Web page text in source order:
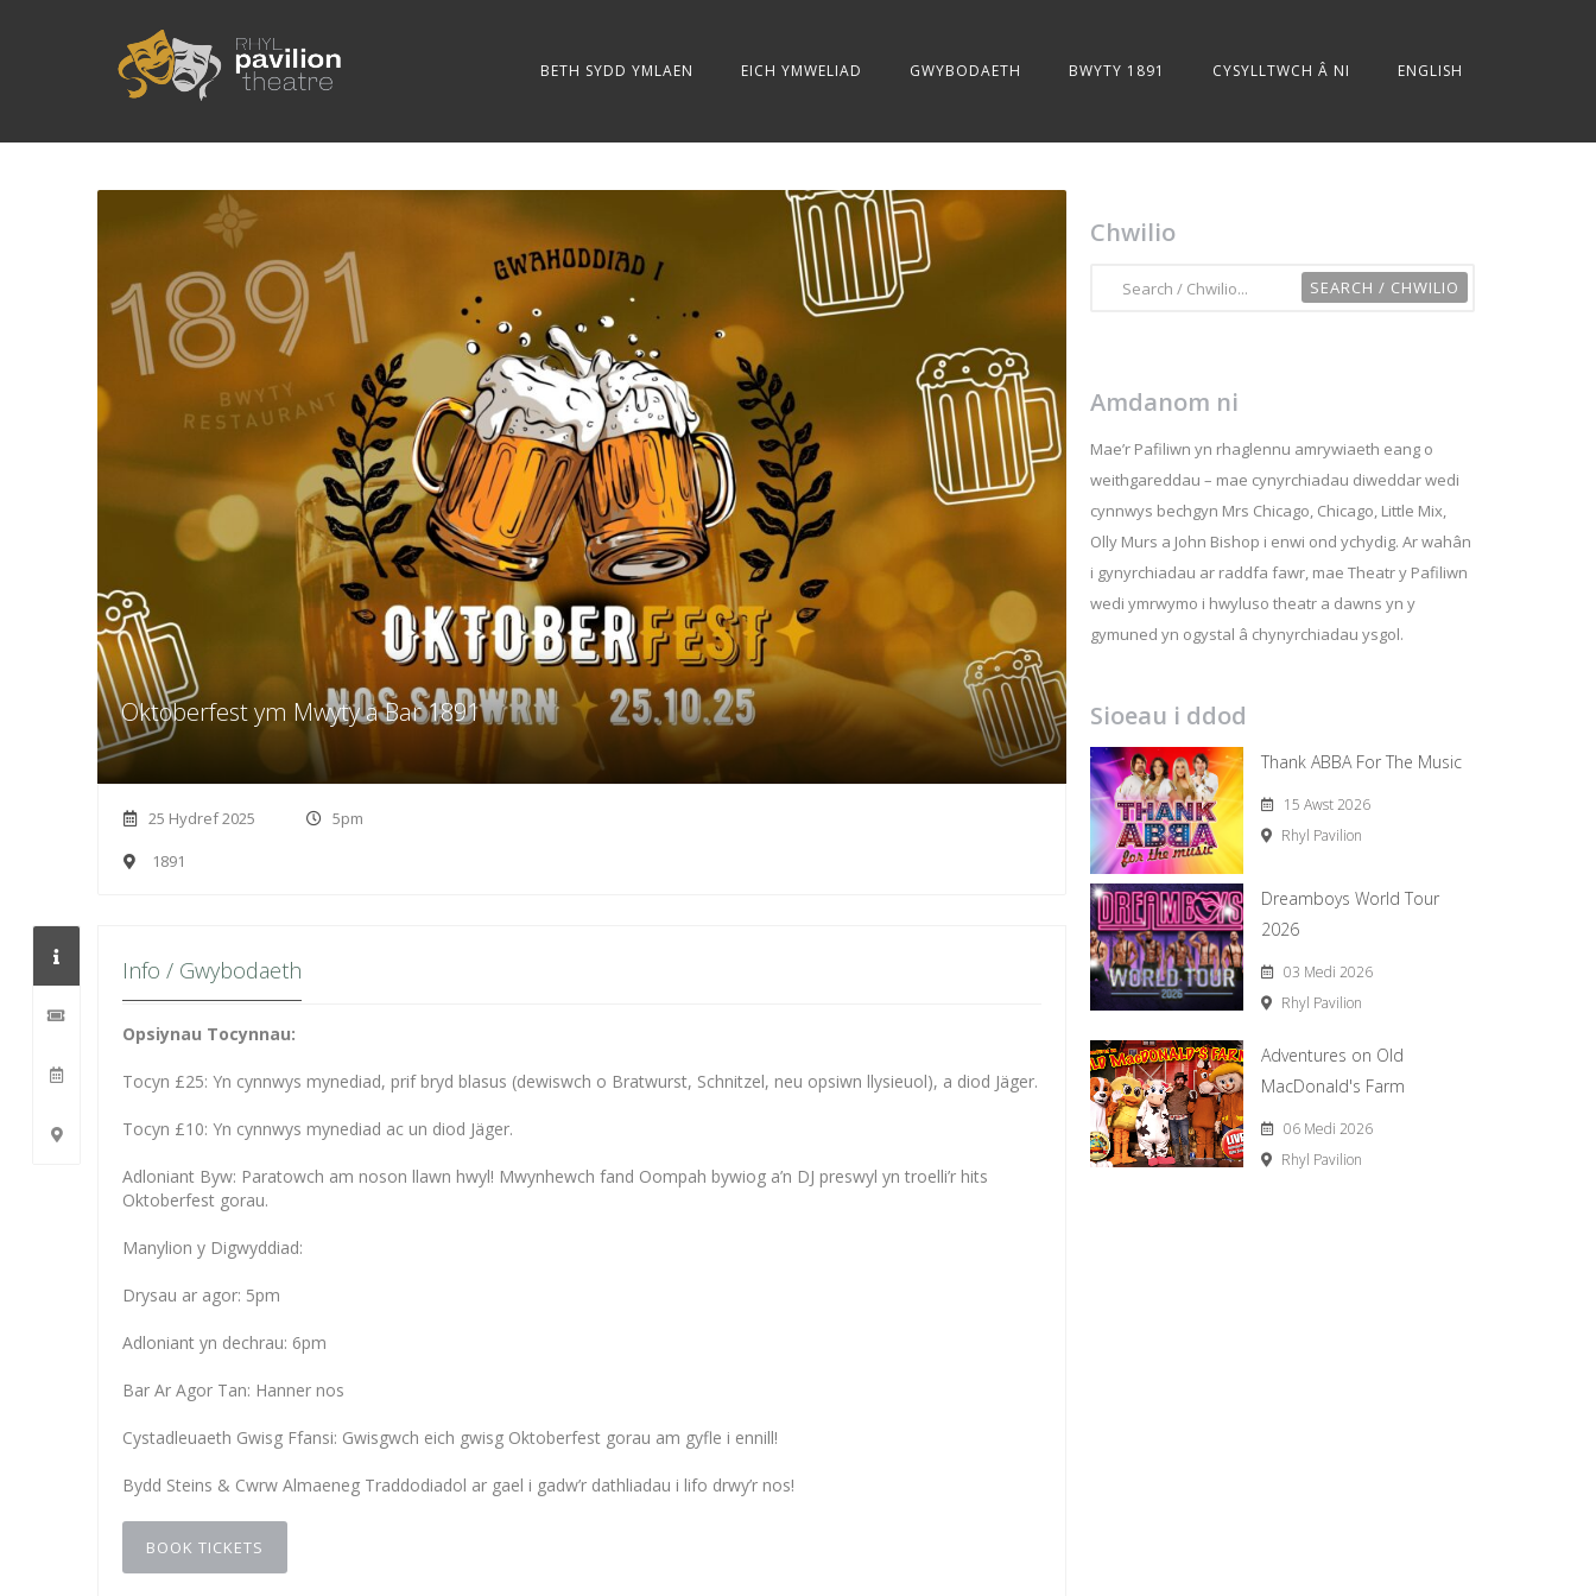
BETH SYDD YMLAEN EICH YMWELIAD GWYBODAETH BWYTY 1891 CYSYLLTWCH Â NI ENGLISH
Oktoberfest ym Mwyty a Bar 1891
25 Hydref 2025
5pm
1891
Info / Gwybodaeth
Opsiynau Tocynnau:
Tocyn £25: Yn cynnwys mynediad, prif bryd blasus (dewiswch o Bratwurst, Schnitzel, neu opsiwn llysieuol), a diod Jäger.
Tocyn £10: Yn cynnwys mynediad ac un diod Jäger.
Adloniant Byw: Paratowch am noson llawn hwyl! Mwynhewch fand Oompah bywiog a’n DJ preswyl yn troelli’r hits
Oktoberfest gorau.
Manylion y Digwyddiad:
Drysau ar agor: 5pm
Adloniant yn dechrau: 6pm
Bar Ar Agor Tan: Hanner nos
Cystadleuaeth Gwisg Ffansi: Gwisgwch eich gwisg Oktoberfest gorau am gyfle i ennill!
Bydd Steins & Cwrw Almaeneg Traddodiadol ar gael i gadw’r dathliadau i lifo drwy’r nos!
BOOK TICKETS
Chwilio
Amdanom ni
Mae’r Pafiliwn yn rhaglennu amrywiaeth eang o
weithgareddau – mae cynyrchiadau diweddar wedi
cynnwys bechgyn Mrs Chicago, Chicago, Little Mix,
Olly Murs a John Bishop i enwi ond ychydig. Ar wahân
i gynyrchiadau ar raddfa fawr, mae Theatr y Pafiliwn
wedi ymrwymo i hwyluso theatr a dawns yn y
gymuned yn ogystal â chynyrchiadau ysgol.
Sioeau i ddod
Thank ABBA For The Music
15 Awst 2026
Rhyl Pavilion
Dreamboys World Tour
2026
03 Medi 2026
Rhyl Pavilion
Adventures on Old
MacDonald's Farm
06 Medi 2026
Rhyl Pavilion